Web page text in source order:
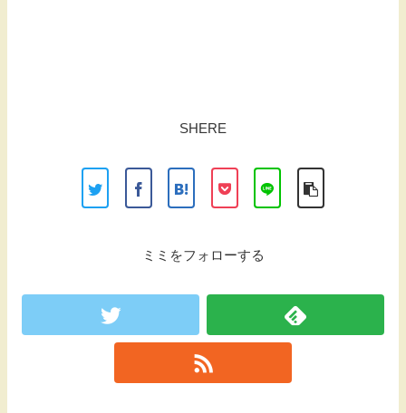
SHERE
ミミをフォローする